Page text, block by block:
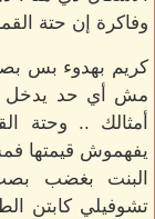
وفاكرة إن حتة
كريم بهدوء بس
مش أي حد يدخل
أمثالك .. وحتة
يفهموش قيمتها
البنت بغضب
تشوفيلي كابتن